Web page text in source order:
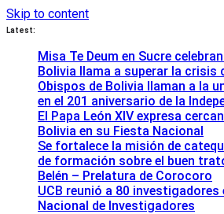
Skip to content
Latest:
Misa Te Deum en Sucre
Bolivia llama a superar la crisis
Obispos de Bolivia llaman a la
en el 201 aniversario de la
El Papa León XIV expresa
Bolivia en su Fiesta Nacional
Se fortalece la misión de
de formación sobre el buen
Belén – Prelatura de Corocoro
UCB reunió a 80 investigadores
Nacional de Investigadores